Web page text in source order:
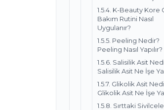
1.5.4. K-Beauty Kore
Bakım Rutini Nasıl
Uygulanır?
1.5.5. Peeling Nedir?
Peeling Nasıl Yapılır?
1.5.6. Salisilik Asit
Salisilik Asit Ne İşe
1.5.7. Glikolik Asit
Glikolik Asit Ne İşe
1.5.8. Sırttaki